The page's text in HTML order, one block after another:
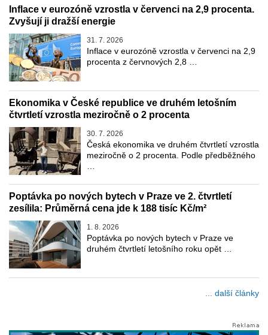
Inflace v eurozóně vzrostla v červenci na 2,9 procenta.
Zvyšují ji dražší energie
31. 7. 2026
Inflace v eurozóně vzrostla v červenci na 2,9
procenta z červnových 2,8 …
Ekonomika v České republice ve druhém letošním
čtvrtletí vzrostla meziročně o 2 procenta
30. 7. 2026
Česká ekonomika ve druhém čtvrtletí vzrostla
meziročně o 2 procenta. Podle předběžného
Poptávka po nových bytech v Praze ve 2. čtvrtletí
zesílila: Průměrná cena jde k 188 tisíc Kč/m²
1. 8. 2026
Poptávka po nových bytech v Praze ve
druhém čtvrtletí letošního roku opět …
... další články